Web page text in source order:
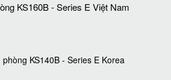
KS160B - Series E Việt Nam